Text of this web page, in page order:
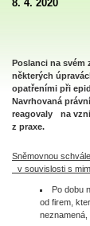
8. 4. 2020
Poslanci na svém
některých
opatřeními při
Navrhovaná
reagovaly na
z praxe.
Sněmovnou
v souvislosti s
Po dobu
od firem,
neznamená,